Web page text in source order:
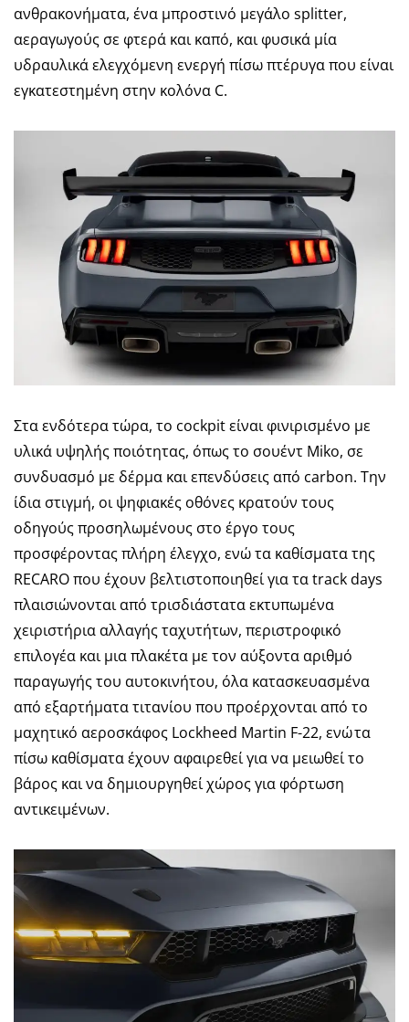
ανθρακονήματα, ένα μπροστινό μεγάλο splitter,
αεραγωγούς σε φτερά και καπό, και φυσικά μία
υδραυλικά ελεγχόμενη ενεργή πίσω πτέρυγα που είναι
εγκατεστημένη στην κολόνα C.
Στα ενδότερα τώρα, το cockpit είναι φινιρισμένο με
υλικά υψηλής ποιότητας, όπως το σουέντ Miko, σε
συνδυασμό με δέρμα και επενδύσεις από carbon. Την
ίδια στιγμή, οι ψηφιακές οθόνες κρατούν τους
οδηγούς προσηλωμένους στο έργο τους
προσφέροντας πλήρη έλεγχο, ενώ τα καθίσματα της
RECARO που έχουν βελτιστοποιηθεί για τα track days
πλαισιώνονται από τρισδιάστατα εκτυπωμένα
χειριστήρια αλλαγής ταχυτήτων, περιστροφικό
επιλογέα και μια πλακέτα με τον αύξοντα αριθμό
παραγωγής του αυτοκινήτου, όλα κατασκευασμένα
από εξαρτήματα τιτανίου που προέρχονται από το
μαχητικό αεροσκάφος Lockheed Martin F-22, ενώ τα
πίσω καθίσματα έχουν αφαιρεθεί για να μειωθεί το
βάρος και να δημιουργηθεί χώρος για φόρτωση
αντικειμένων.